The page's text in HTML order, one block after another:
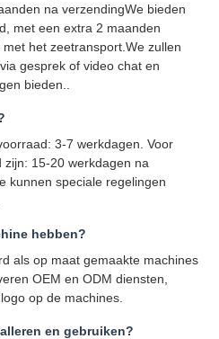
na verzendingWe bieden
met een extra 2 maanden
het zeetransport.We zullen
gesprek of video chat en
bieden..
3-7 werkdagen. Voor
15-20 werkdagen na
kunnen speciale regelingen
hebben?
als op maat gemaakte machines
OEM en ODM diensten,
op de machines.
en gebruiken?